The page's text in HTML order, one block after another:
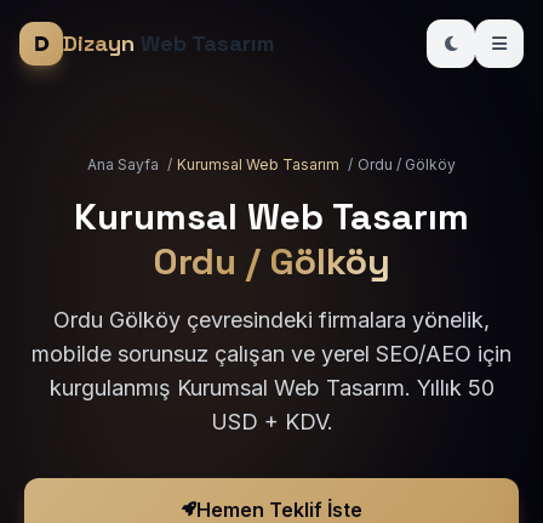
Dizayn Web Tasarım
Ana Sayfa / Kurumsal Web Tasarım / Ordu / Gölköy
Kurumsal Web Tasarım
Ordu / Gölköy
Ordu Gölköy çevresindeki firmalara yönelik,
mobilde sorunsuz çalışan ve yerel SEO/AEO için
kurgulanmış Kurumsal Web Tasarım. Yıllık 50
USD + KDV.
Hemen Teklif İste